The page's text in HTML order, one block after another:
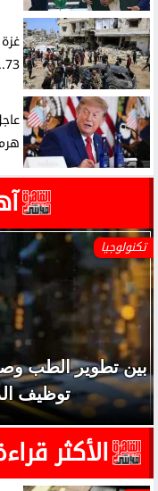
73...
تكنولوجيا
بين تطوير الطب
توظيف
الأكثر